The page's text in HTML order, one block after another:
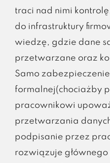
traci nad nimi
do infrastruktury
wiedzę, gdzie dane
przetwarzane oraz
Samo
formalnej(chociażby
pracownikowi
przetwarzania
podpisanie przez
rozwiązuje